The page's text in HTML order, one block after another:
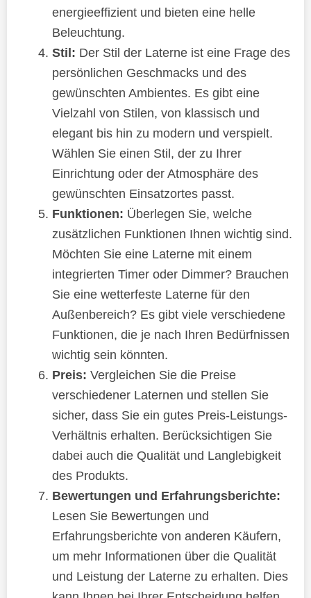
energieeffizient und bieten eine helle
Beleuchtung.
Stil: Der Stil der Laterne ist eine Frage des
persönlichen Geschmacks und des
gewünschten Ambientes. Es gibt eine
Vielzahl von Stilen, von klassisch und
elegant bis hin zu modern und verspielt.
Wählen Sie einen Stil, der zu Ihrer
Einrichtung oder der Atmosphäre des
gewünschten Einsatzortes passt.
Funktionen: Überlegen Sie, welche
zusätzlichen Funktionen Ihnen wichtig sind.
Möchten Sie eine Laterne mit einem
integrierten Timer oder Dimmer? Brauchen
Sie eine wetterfeste Laterne für den
Außenbereich? Es gibt viele verschiedene
Funktionen, die je nach Ihren Bedürfnissen
wichtig sein könnten.
Preis: Vergleichen Sie die Preise
verschiedener Laternen und stellen Sie
sicher, dass Sie ein gutes Preis-Leistungs-
Verhältnis erhalten. Berücksichtigen Sie
dabei auch die Qualität und Langlebigkeit
des Produkts.
Bewertungen und Erfahrungsberichte:
Lesen Sie Bewertungen und
Erfahrungsberichte von anderen Käufern,
um mehr Informationen über die Qualität
und Leistung der Laterne zu erhalten. Dies